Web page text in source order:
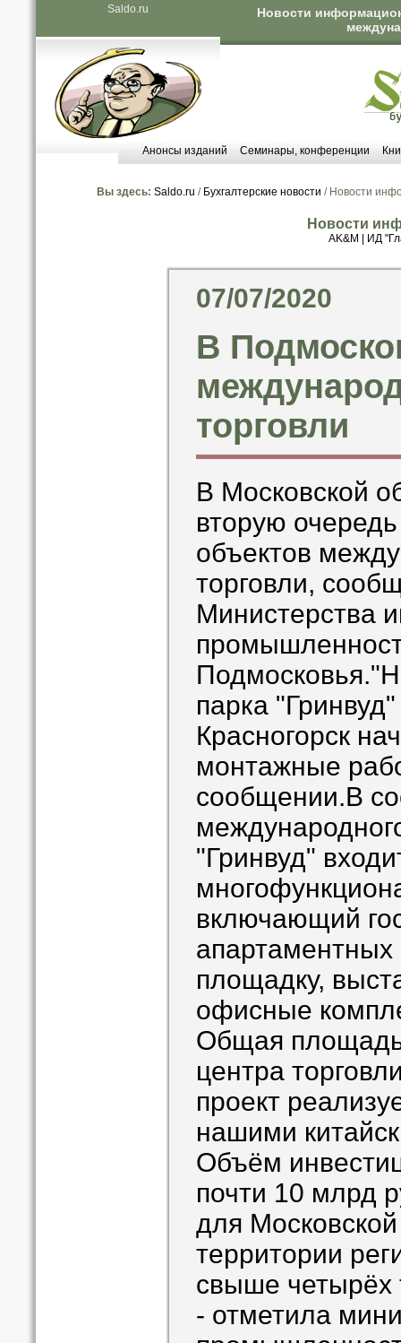
Saldo.ru
Новости
Анонсы изданий Семинары, конференции
Вы здесь: Saldo.ru / Бухгалтерские новости / Новости
Новости
AK&M ИД
07/07/2020
В
торговли
В Московской
вторую
объектов
торговли,
Министерства
парка
Красногорск
монтажные
сообщении.В
"Гринвуд"
включающий
апартаментных
площадку,
офисные
Общая
центра
проект
нашими
Объём
почти 10 млрд
для
территории
свыше четырёх
- отметила